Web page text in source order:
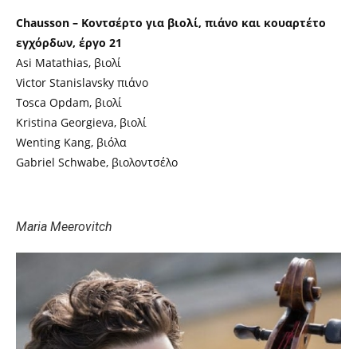
Chausson – Κοντσέρτο για βιολί, πιάνο και κουαρτέτο
εγχόρδων, έργο 21
Asi Matathias, βιολί
Victor Stanislavsky πιάνο
Tosca Opdam, βιολί
Kristina Georgieva, βιολί
Wenting Kang, βιόλα
Gabriel Schwabe, βιολοντσέλο
Maria Meerovitch